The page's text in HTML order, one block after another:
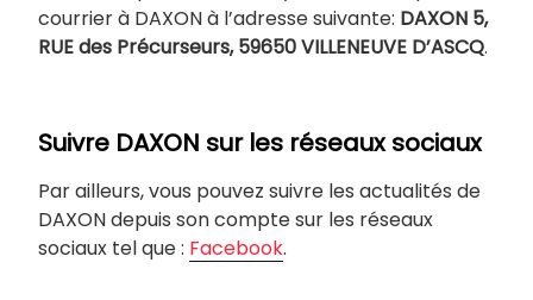
courrier à DAXON à l’adresse suivante: DAXON 5,
RUE des Précurseurs, 59650 VILLENEUVE D’ASCQ.
Suivre DAXON sur les réseaux sociaux
Par ailleurs, vous pouvez suivre les actualités de
DAXON depuis son compte sur les réseaux
sociaux tel que : Facebook.